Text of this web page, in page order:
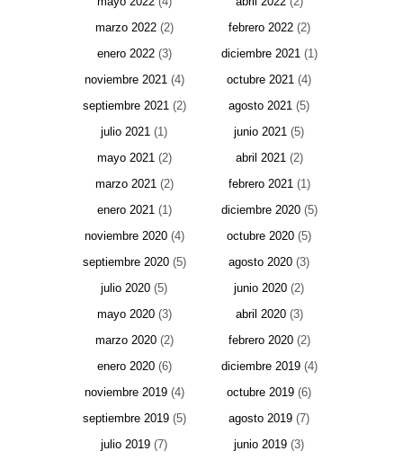
marzo 2022(2) febrero 2022(2)
enero 2022(3) diciembre 2021(1)
noviembre 2021(4) octubre 2021 (4)
septiembre 2021(2) agosto 2021 (5)
julio 2021 (1) junio 2021 (5)
mayo 2021(2) abril 2021(2)
marzo 2021(2) febrero 2021(1)
enero 2021(1) diciembre 2020(5)
noviembre 2020(4) octubre 2020 (5)
septiembre 2020(5) agosto 2020 (3)
julio 2020 (5) junio 2020 (2)
mayo 2020(3) abril 2020(3)
marzo 2020(2) febrero 2020(2)
enero 2020(6) diciembre 2019(4)
noviembre 2019(4) octubre 2019 (6)
septiembre 2019(5) agosto 2019 (7)
julio 2019 (7) junio 2019 (3)